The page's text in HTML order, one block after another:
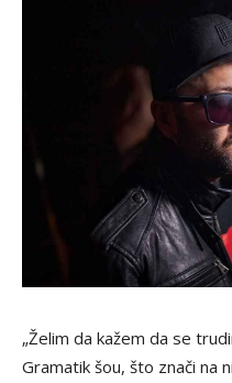
„Želim da kažem da se
Gramatik šou, što znači na